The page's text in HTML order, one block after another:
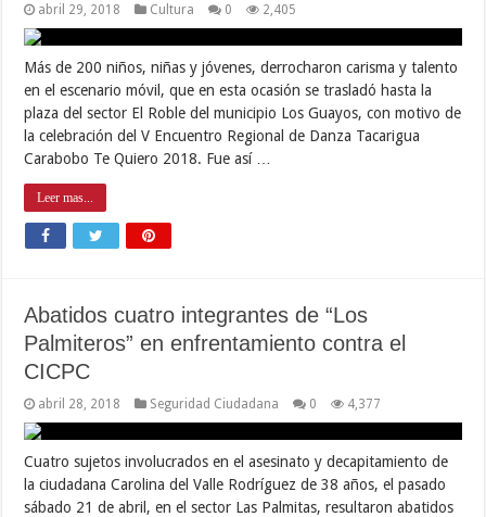
abril 29, 2018 Cultura 0 2,405
Más de 200 niños, niñas y jóvenes, derrocharon carisma y talento
en el escenario móvil, que en esta ocasión se trasladó hasta la
plaza del sector El Roble del municipio Los Guayos, con motivo de
la celebración del V Encuentro Regional de Danza Tacarigua
Carabobo Te Quiero 2018. Fue así …
Leer mas...
Abatidos cuatro integrantes de “Los
Palmiteros” en enfrentamiento contra el
CICPC
abril 28, 2018 Seguridad Ciudadana 0 4,377
Cuatro sujetos involucrados en el asesinato y decapitamiento de
la ciudadana Carolina del Valle Rodríguez de 38 años, el pasado
sábado 21 de abril, en el sector Las Palmitas, resultaron abatidos